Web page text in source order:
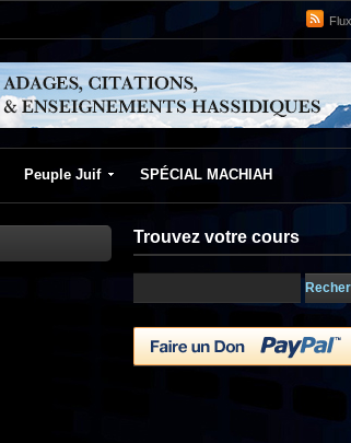
Peuple Juif SPÉCIAL MACHIAH
Trouvez votre cours